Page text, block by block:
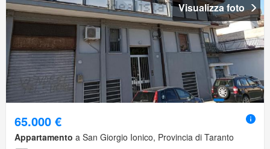
Visualizza foto
65.000 €
Appartamento a San Giorgio Ionico, Provincia di Taranto